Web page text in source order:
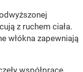
z ruchem ciała.
włókna zapewniają
współpracę